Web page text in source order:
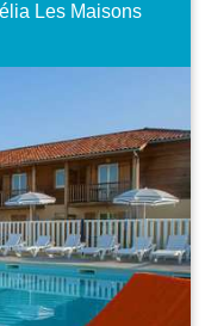
Les Maisons